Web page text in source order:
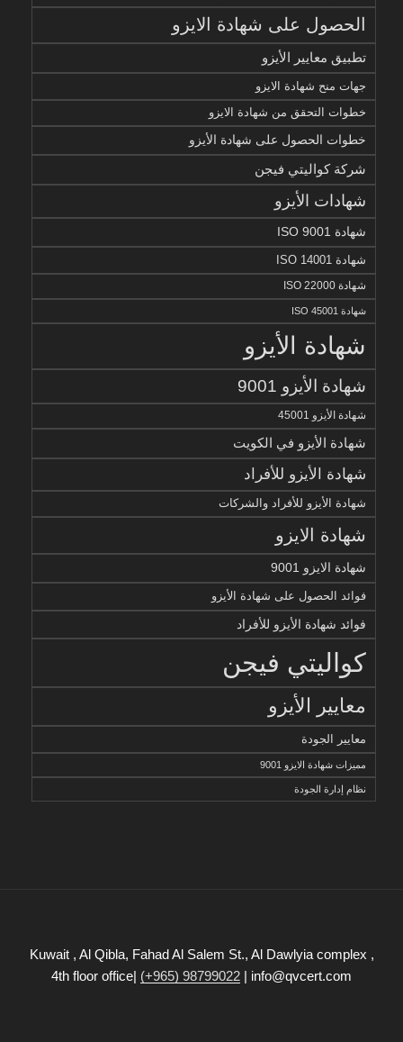
الحصول على شهادة الايزو
تطبيق معايير الأيزو
جهات منح شهادة الايزو
خطوات التحقق من شهادة الايزو
خطوات الحصول على شهادة الأيزو
شركة كواليتي فيجن
شهادات الأيزو
شهادة ISO 9001
شهادة ISO 14001
شهادة ISO 22000
شهادة ISO 45001
شهادة الأيزو
شهادة الأيزو 9001
شهادة الأيزو 45001
شهادة الأيزو في الكويت
شهادة الأيزو للأفراد
شهادة الأيزو للأفراد والشركات
شهادة الايزو
شهادة الايزو 9001
فوائد الحصول على شهادة الأيزو
فوائد شهادة الأيزو للأفراد
كواليتي فيجن
معايير الأيزو
معايير الجودة
مميزات شهادة الايزو 9001
نظام إدارة الجودة
Kuwait , Al Qibla, Fahad Al Salem St., Al Dawlyia complex ,
4th floor office| (+965) 98799022 | info@qvcert.com